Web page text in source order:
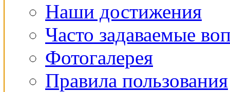
Наши достижения
Часто задаваемые
Фотогалерея
Правила пользования